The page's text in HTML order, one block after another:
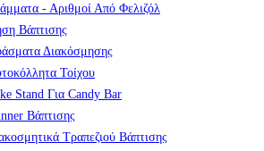
- Αριθμοί Από Φελιζόλ
Βάπτισης
Διακόσμησης
Τοίχου
Stand Για Candy Bar
Βάπτισης
Τραπεζιού Βάπτισης